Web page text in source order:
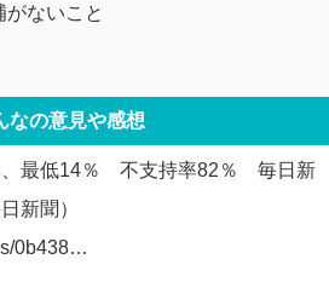
ないこと
なの意見や感想
、最低14％ 不支持率82％ 毎日新
新聞）
0b438…